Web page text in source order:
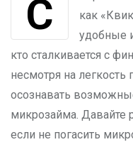
Современные финансовые сервисы, такие
как
удобные
кто сталкивается с
несмотря на
осознавать
микрозайма. Давайте
если не погасить